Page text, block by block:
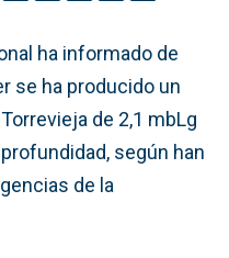
ha informado de
se ha producido un
de 2,1 mbLg
según han
de la